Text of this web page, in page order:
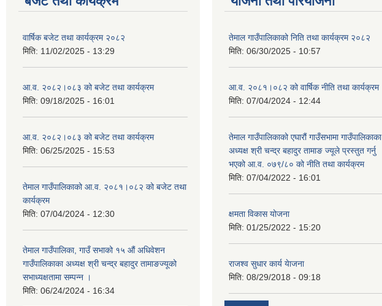
वार्षिक बजेट तथा कार्यक्रम २०८२
मिति: 11/02/2025 - 13:29
आ.व. २०८२।०८३ को बजेट तथा कार्यक्रम
मिति: 09/18/2025 - 16:01
आ.व. २०८२।०८३ को बजेट तथा कार्यक्रम
मिति: 06/25/2025 - 15:53
तेमाल गाउँपालिकाको आ.व. २०८१।०८२ को बजेट तथा
कार्यक्रम
मिति: 07/04/2024 - 12:30
तेमाल गाउँपालिका, गाउँ सभाको १५ औं अधिवेशन
गाउँपालिकाका अध्यक्ष श्री चन्द्र बहादुर तामाङज्यूको
सभाध्यक्षतामा सम्पन्न ।
मिति: 06/24/2024 - 16:34
तेमाल गाउँपालिकाको निति तथा कार्यक्रम २०८२
मिति: 06/30/2025 - 10:57
आ.व. २०८१।०८२ को वार्षिक नीति तथा कार्यक्रम
मिति: 07/04/2024 - 12:44
तेमाल गाउँपालिकाको एघारौं गाउँसभामा गाउँपालिकाका
अध्यक्ष श्री चन्द्र बहादुर तामाङ ज्यूले प्रस्तुत गर्नु
भएको आ.व. ०७९/८० को नीति तथा कार्यक्रम
मिति: 07/04/2022 - 16:01
क्षमता विकास योजना
मिति: 01/25/2022 - 15:20
राजश्व सुधार कार्य येाजना
मिति: 08/29/2018 - 09:18